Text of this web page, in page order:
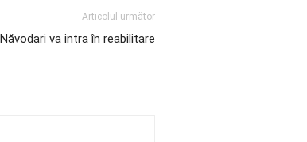
Articolul următor
va intra în reabilitare